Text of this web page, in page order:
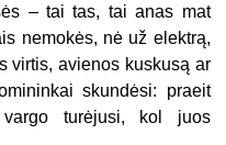
– tai tas, tai anas mat
nemokės, nė už elektrą,
virtis, avienos kuskusą ar
skundėsi: praeit
turėjusi, kol juos